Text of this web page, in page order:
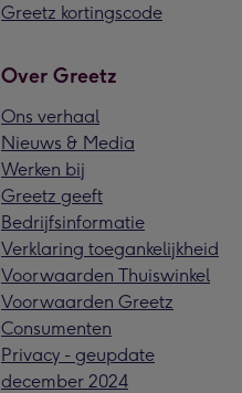
Greetz kortingscode
Over Greetz
Ons verhaal
Nieuws & Media
Werken bij
Greetz geeft
Bedrijfsinformatie
Verklaring toegankelijkheid
Voorwaarden Thuiswinkel
Voorwaarden Greetz
Consumenten
Privacy - geupdate
december 2024